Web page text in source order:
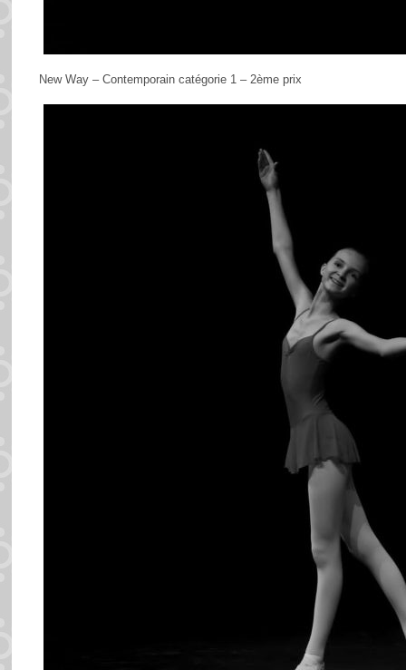
New Way – Contemporain catégorie 1 – 2ème prix